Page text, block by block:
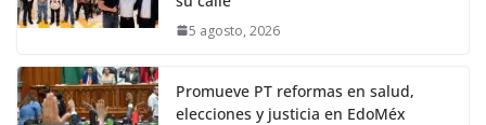
5 agosto, 2026
Promueve PT reformas en salud,
elecciones y justicia en EdoMéx